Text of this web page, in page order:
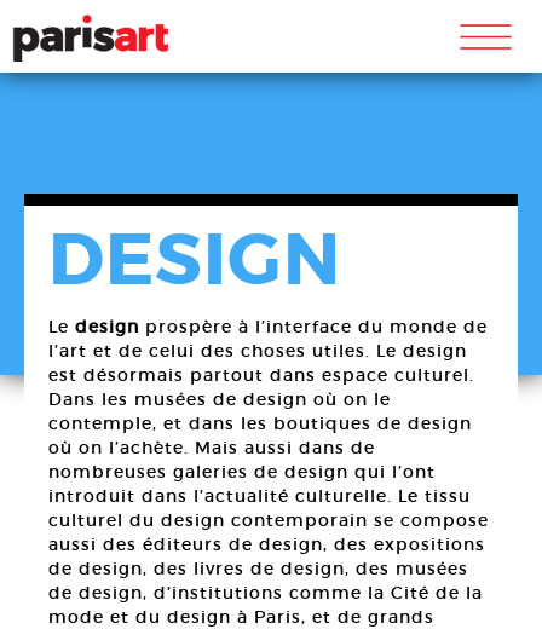
m
DESIGN
Le design prospère à l’interface du monde de
l’art et de celui des choses utiles. Le design
est désormais partout dans espace culturel.
Dans les musées de design où on le
contemple, et dans les boutiques de design
où on l’achète. Mais aussi dans de
nombreuses galeries de design qui l’ont
introduit dans l’actualité culturelle. Le tissu
culturel du design contemporain se compose
aussi des éditeurs de design, des expositions
de design, des livres de design, des musées
de design, d’institutions comme la Cité de la
mode et du design à Paris, et de grands